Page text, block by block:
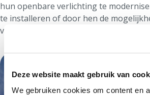
Deze website maakt gebruik van
We gebruiken cookies om content en
hun openbare verlichting te
te installeren of door hen de
verlichting op bepaalde tijdstippen uit